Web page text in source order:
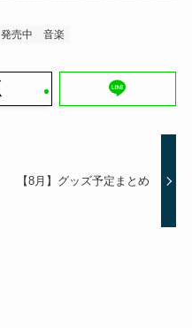
発売中 音楽
【8月】グッズ予定まとめ